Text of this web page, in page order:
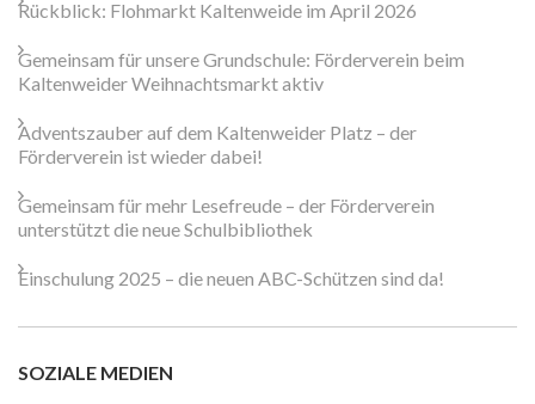
Rückblick: Flohmarkt Kaltenweide im April 2026
Gemeinsam für unsere Grundschule: Förderverein beim
Kaltenweider Weihnachtsmarkt aktiv
Adventszauber auf dem Kaltenweider Platz – der
Förderverein ist wieder dabei!
Gemeinsam für mehr Lesefreude – der Förderverein
unterstützt die neue Schulbibliothek
Einschulung 2025 – die neuen ABC-Schützen sind da!
SOZIALE MEDIEN